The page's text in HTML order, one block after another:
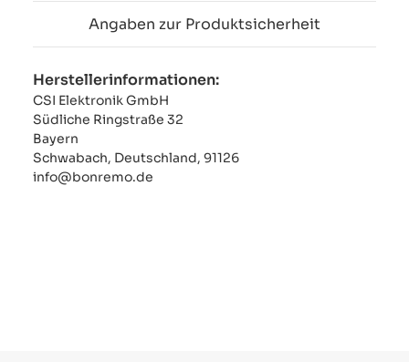
Angaben zur Produktsicherheit
Herstellerinformationen:
CSI Elektronik GmbH
Südliche Ringstraße 32
Bayern
Schwabach, Deutschland, 91126
info@bonremo.de